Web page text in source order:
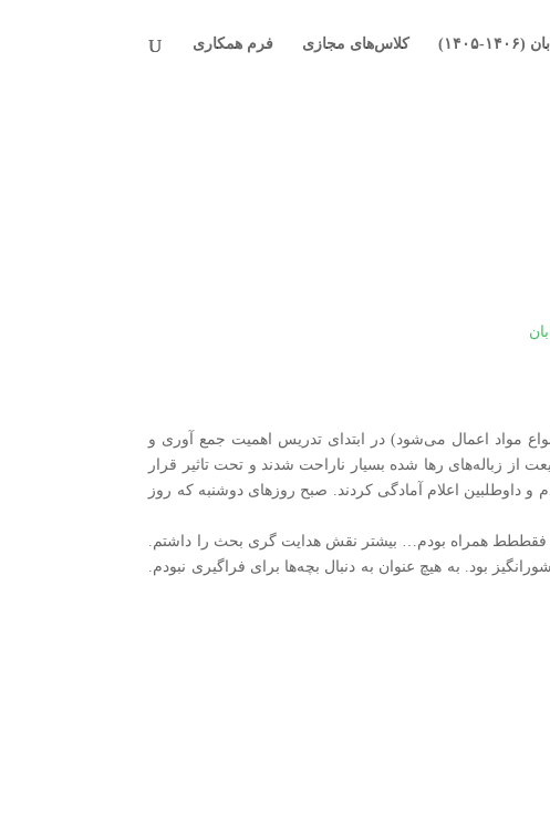
۱۴۰۵) کلاس‌های مجازی فرم همکاری
مواد اعمال می‌شود) در ابتدای تدریس اهمیت جمع آوری و
از زباله‌های رها شده بسیار ناراحت شدند و تحت تاثیر قرار
داوطلبین اعلام آمادگی کردند. صبح روزهای دوشنبه که روز
همراه بودم… بیشتر نقش هدایت گری بحث را داشتم.
بود. به هیچ عنوان به دنبال بچه‌ها برای فراگیری نبودم.